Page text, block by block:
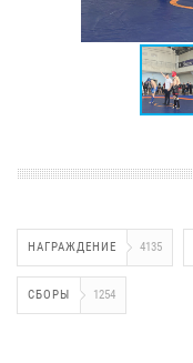
НАГРАЖДЕНИЕ 4135
СБОРЫ 1254